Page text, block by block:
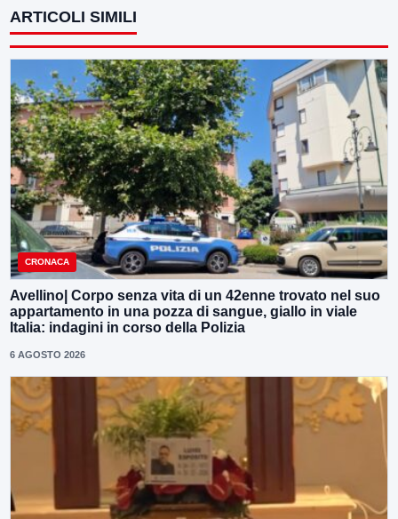
ARTICOLI SIMILI
CRONACA
Avellino| Corpo senza vita di un 42enne trovato nel suo
appartamento in una pozza di sangue, giallo in viale
Italia: indagini in corso della Polizia
6 AGOSTO 2026